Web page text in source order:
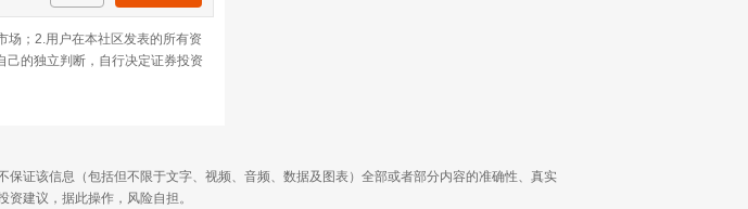
场；2.用户在本社区发表的所有资
己的独立判断，自行决定证券投资
证该信息（包括但不限于文字、视频、音频、数据及图表）全部或者部分内容的准确性、真实
建议，据此操作，风险自担。